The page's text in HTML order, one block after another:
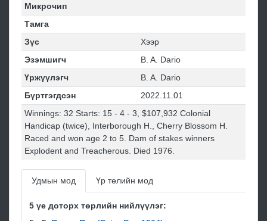
Микрочип
Тамга
Зүс
Хээр
Эзэмшигч
B. A. Dario
Үржүүлэгч
B. A. Dario
Бүртгэгдсэн
2022.11.01
Winnings: 32 Starts: 15 - 4 - 3, $107,932 Colonial
Handicap (twice), Interborough H., Cherry Blossom H.
Raced and won age 2 to 5. Dam of stakes winners
Explodent and Treacherous. Died 1976.
Удмын мод Үр төлийн мод
5 үе доторх төрлийн нийлүүлэг: